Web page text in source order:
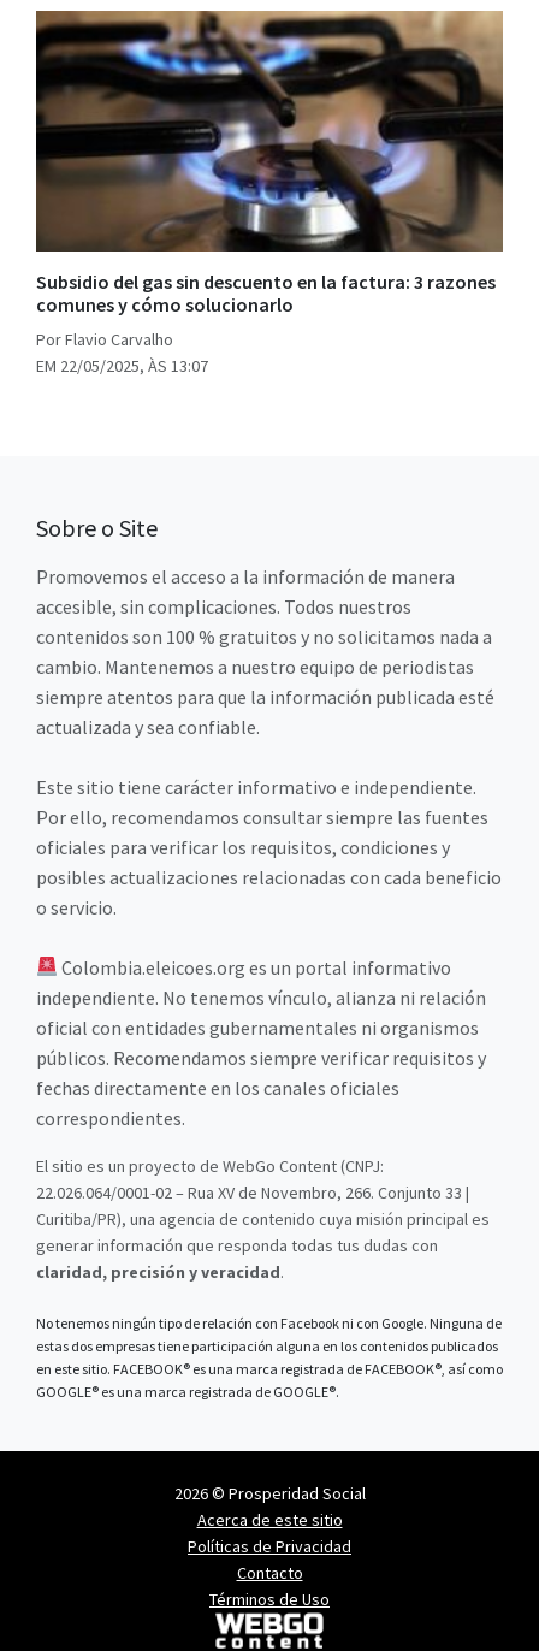
Subsidio del gas sin descuento en la factura: 3 razones
comunes y cómo solucionarlo
Por Flavio Carvalho
EM 22/05/2025, ÀS 13:07
Sobre o Site
Promovemos el acceso a la información de manera
accesible, sin complicaciones. Todos nuestros
contenidos son 100 % gratuitos y no solicitamos nada a
cambio. Mantenemos a nuestro equipo de periodistas
siempre atentos para que la información publicada esté
actualizada y sea confiable.
Este sitio tiene carácter informativo e independiente.
Por ello, recomendamos consultar siempre las fuentes
oficiales para verificar los requisitos, condiciones y
posibles actualizaciones relacionadas con cada beneficio
o servicio.
Colombia.eleicoes.org es un portal informativo
independiente. No tenemos vínculo, alianza ni relación
oficial con entidades gubernamentales ni organismos
públicos. Recomendamos siempre verificar requisitos y
fechas directamente en los canales oficiales
correspondientes.
El sitio es un proyecto de WebGo Content (CNPJ:
22.026.064/0001-02 – Rua XV de Novembro, 266. Conjunto 33 |
Curitiba/PR), una agencia de contenido cuya misión principal es
generar información que responda todas tus dudas con
claridad, precisión y veracidad.
No tenemos ningún tipo de relación con Facebook ni con Google. Ninguna de
estas dos empresas tiene participación alguna en los contenidos publicados
en este sitio. FACEBOOK® es una marca registrada de FACEBOOK®, así como
GOOGLE® es una marca registrada de GOOGLE®.
2026 © Prosperidad Social
Acerca de este sitio
Políticas de Privacidad
Contacto
Términos de Uso